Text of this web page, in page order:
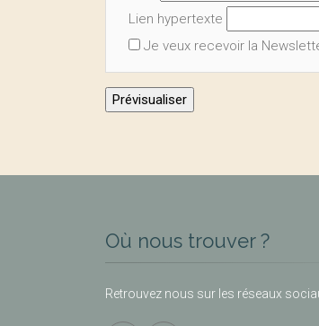
Lien hypertexte
Je veux recevoir la
Où nous trouver ?
Retrouvez nous sur les réseaux